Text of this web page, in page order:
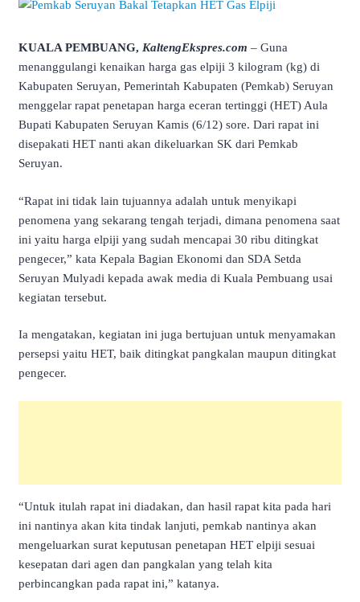
KUALA PEMBUANG, KaltengEkspres.com – Guna
menanggulangi kenaikan harga gas elpiji 3 kilogram (kg) di
Kabupaten Seruyan, Pemerintah Kabupaten (Pemkab) Seruyan
menggelar rapat penetapan harga eceran tertinggi (HET) Aula
Bupati Kabupaten Seruyan Kamis (6/12) sore. Dari rapat ini
disepakati HET nanti akan dikeluarkan SK dari Pemkab
Seruyan.
“Rapat ini tidak lain tujuannya adalah untuk menyikapi
penomena yang sekarang tengah terjadi, dimana penomena saat
ini yaitu harga elpiji yang sudah mencapai 30 ribu ditingkat
pengecer,” kata Kepala Bagian Ekonomi dan SDA Setda
Seruyan Mulyadi kepada awak media di Kuala Pembuang usai
kegiatan tersebut.
Ia mengatakan, kegiatan ini juga bertujuan untuk menyamakan
persepsi yaitu HET, baik ditingkat pangkalan maupun ditingkat
pengecer.
“Untuk itulah rapat ini diadakan, dan hasil rapat kita pada hari
ini nantinya akan kita tindak lanjuti, pemkab nantinya akan
mengeluarkan surat keputusan penetapan HET elpiji sesuai
kesepatan dari agen dan pangkalan yang telah kita
perbincangkan pada rapat ini,” katanya.